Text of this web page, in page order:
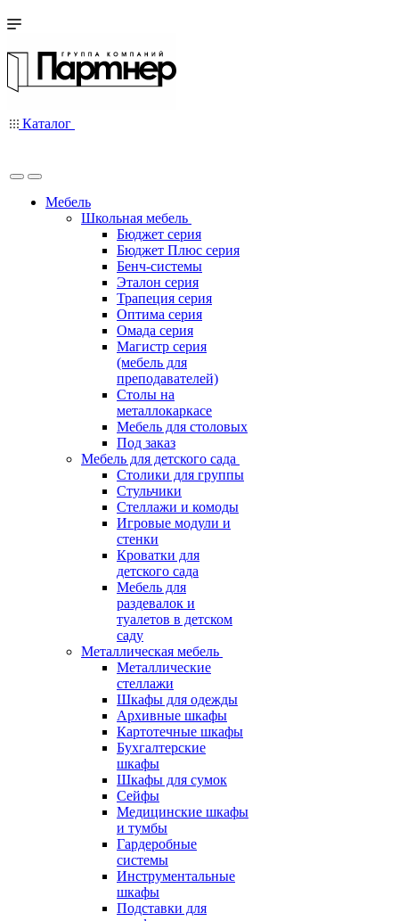
Каталог
Мебель
Школьная мебель
Бюджет серия
Бюджет Плюс серия
Бенч-системы
Эталон серия
Трапеция серия
Оптима серия
Омада серия
Магистр серия
(мебель для
преподавателей)
Столы на
металлокаркасе
Мебель для столовых
Под заказ
Мебель для детского сада
Столики для группы
Стульчики
Стеллажи и комоды
Игровые модули и
стенки
Кроватки для
детского сада
Мебель для
раздевалок и
туалетов в детском
саду
Металлическая мебель
Металлические
стеллажи
Шкафы для одежды
Архивные шкафы
Картотечные шкафы
Бухгалтерские
шкафы
Шкафы для сумок
Сейфы
Медицинские шкафы
и тумбы
Гардеробные
системы
Инструментальные
шкафы
Подставки для